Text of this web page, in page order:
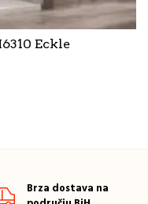
Eckle
Brza dostava na